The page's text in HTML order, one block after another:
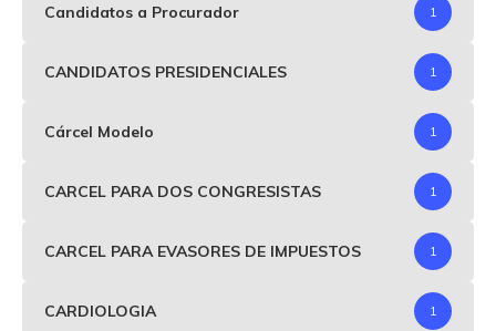
Candidatos a Procurador 1
CANDIDATOS PRESIDENCIALES 1
Cárcel Modelo 1
CARCEL PARA DOS CONGRESISTAS 1
CARCEL PARA EVASORES DE IMPUESTOS 1
CARDIOLOGIA 1